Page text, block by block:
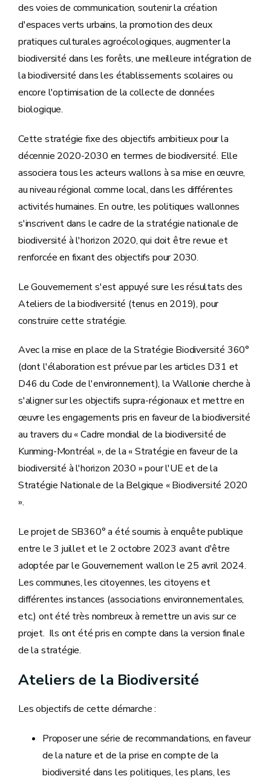
des voies de communication, soutenir la création
d'espaces verts urbains, la promotion des deux
pratiques culturales agroécologiques, augmenter la
biodiversité dans les forêts, une meilleure intégration de
la biodiversité dans les établissements scolaires ou
encore l'optimisation de la collecte de données
biologique.
Cette stratégie fixe des objectifs ambitieux pour la
décennie 2020-2030 en termes de biodiversité. Elle
associera tous les acteurs wallons à sa mise en œuvre,
au niveau régional comme local, dans les différentes
activités humaines. En outre, les politiques wallonnes
s'inscrivent dans le cadre de la stratégie nationale de
biodiversité à l'horizon 2020, qui doit être revue et
renforcée en fixant des objectifs pour 2030.
Le Gouvernement s'est appuyé sure les résultats des
Ateliers de la biodiversité (tenus en 2019), pour
construire cette stratégie.
Avec la mise en place de la Stratégie Biodiversité 360°
(dont l'élaboration est prévue par les articles D31 et
D46 du Code de l'environnement), la Wallonie cherche à
s'aligner sur les objectifs supra-régionaux et mettre en
œuvre les engagements pris en faveur de la biodiversité
au travers du « Cadre mondial de la biodiversité de
Kunming-Montréal », de la « Stratégie en faveur de la
biodiversité à l'horizon 2030 » pour l'UE et de la
Stratégie Nationale de la Belgique « Biodiversité 2020
».
Le projet de SB360° a été soumis à enquête publique
entre le 3 juillet et le 2 octobre 2023 avant d'être
adoptée par le Gouvernement wallon le 25 avril 2024.
Les communes, les citoyennes, les citoyens et
différentes instances (associations environnementales,
etc.) ont été très nombreux à remettre un avis sur ce
projet. Ils ont été pris en compte dans la version finale
de la stratégie.
Ateliers de la Biodiversité
Les objectifs de cette démarche :
Proposer une série de recommandations, en faveur
de la nature et de la prise en compte de la
biodiversité dans les politiques, les plans, les